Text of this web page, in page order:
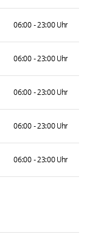
06:00 - 23:00 Uhr
06:00 - 23:00 Uhr
06:00 - 23:00 Uhr
06:00 - 23:00 Uhr
06:00 - 23:00 Uhr